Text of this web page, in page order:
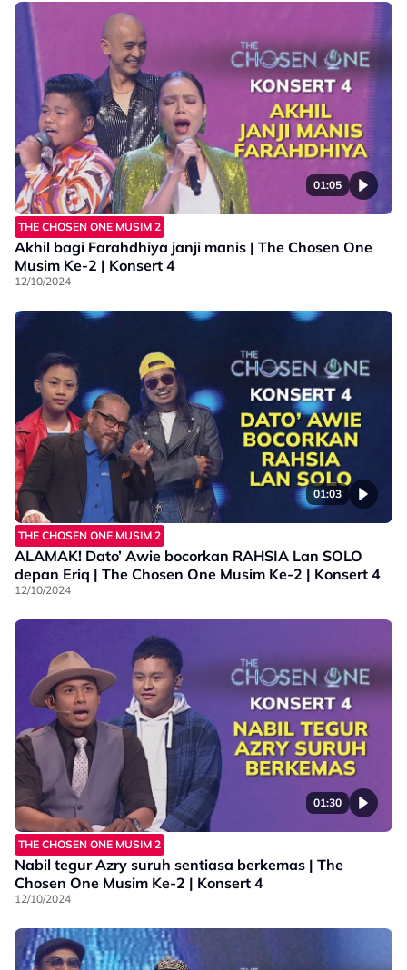
01:05
THE CHOSEN ONE MUSIM 2
Akhil bagi Farahdhiya janji manis | The Chosen One
Musim Ke-2 | Konsert 4
12/10/2024
01:03
THE CHOSEN ONE MUSIM 2
ALAMAK! Dato’ Awie bocorkan RAHSIA Lan SOLO
depan Eriq | The Chosen One Musim Ke-2 | Konsert 4
12/10/2024
01:30
THE CHOSEN ONE MUSIM 2
Nabil tegur Azry suruh sentiasa berkemas | The
Chosen One Musim Ke-2 | Konsert 4
12/10/2024